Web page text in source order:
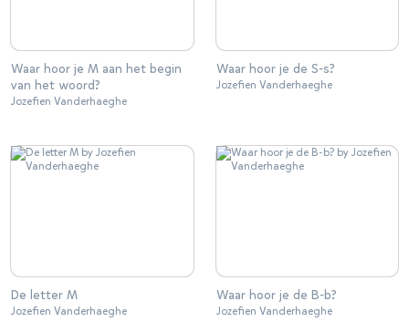
Waar hoor je M aan het begin
van het woord?
Jozefien Vanderhaeghe
Waar hoor je de S-s?
Jozefien Vanderhaeghe
De letter M
Jozefien Vanderhaeghe
Waar hoor je de B-b?
Jozefien Vanderhaeghe